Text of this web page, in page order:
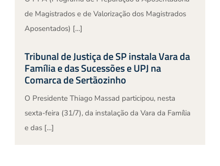
de Magistrados e de Valorização dos Magistrados
Aposentados) […]
Tribunal de Justiça de SP instala Vara da
Família e das Sucessões e UPJ na
Comarca de Sertãozinho
O Presidente Thiago Massad participou, nesta
sexta-feira (31/7), da instalação da Vara da Família
e das […]